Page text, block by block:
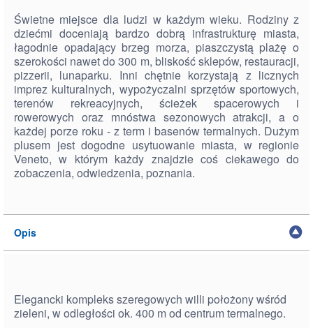
Świetne miejsce dla ludzi w każdym wieku. Rodziny z
dziećmi doceniają bardzo dobrą infrastrukturę miasta,
łagodnie opadający brzeg morza, piaszczystą plażę o
szerokości nawet do 300 m, bliskość sklepów, restauracji,
pizzerii, lunaparku. Inni chętnie korzystają z licznych
imprez kulturalnych, wypożyczalni sprzętów sportowych,
terenów rekreacyjnych, ścieżek spacerowych i
rowerowych oraz mnóstwa sezonowych atrakcji, a o
każdej porze roku - z term i basenów termalnych. Dużym
plusem jest dogodne usytuowanie miasta, w regionie
Veneto, w którym każdy znajdzie coś ciekawego do
zobaczenia, odwiedzenia, poznania.
Opis
Elegancki kompleks szeregowych willi położony wśród
zieleni, w odległości ok. 400 m od centrum termalnego.